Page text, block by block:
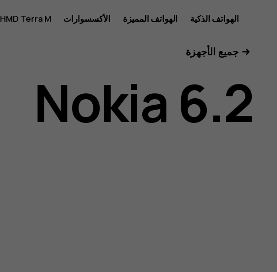
دليل
مستخدم
هاتف
الهواتف الذكية الهواتف المميزة الأكسسوارات HMD Terra M
جميع الأجهزة
Nokia 6.2